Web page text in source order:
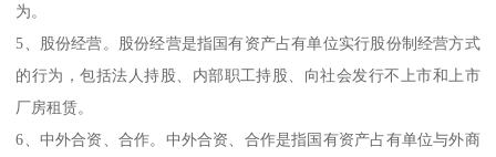
为。
5、股份经营。股份经营是指国有资产占有单位实行股份制经营方式
的行为，包括法人持股、内部职工持股、向社会发行不上市和上市
厂房租赁。
6、中外合资、合作。中外合资、合作是指国有资产占有单位与外商